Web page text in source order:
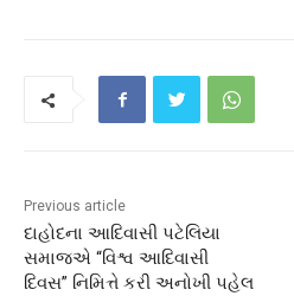
Previous article
દાહોદના આદિવાસી પટેલિયા
સમાજએ “વિશ્વ આદિવાસી
દિવસ” નિમિત્તે કરી અનોખી પહેલ